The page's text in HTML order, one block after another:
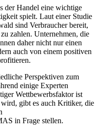
der Handel eine wichtige
spielt. Laut einer Studie
sind Verbraucher bereit,
zahlen. Unternehmen, die
daher nicht nur einen
auch von einem positiven
Perspektiven zum
einige Experten
Wettbewerbsfaktor ist
gibt es auch Kritiker, die
in Frage stellen.